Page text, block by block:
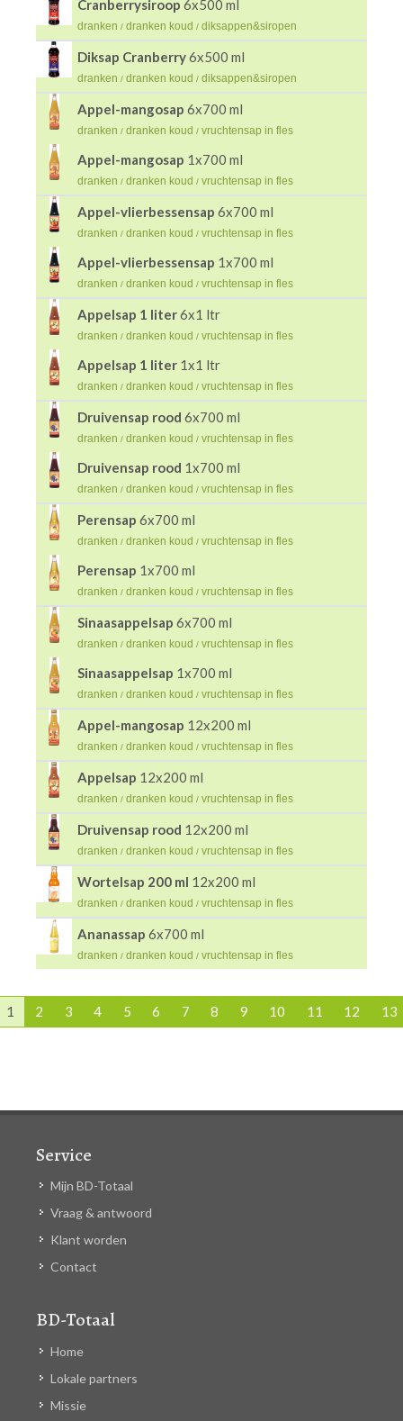
Cranberrysiroop 6x500 ml
dranken / dranken koud / diksappen&siropen
Diksap Cranberry6x500 ml
dranken / dranken koud / diksappen&siropen
Appel-mangosap 6x700 ml
dranken / dranken koud / vruchtensap in fles
Appel-mangosap 1x700 ml
dranken / dranken koud / vruchtensap in fles
Appel-vlierbessensap 6x700 ml
dranken / dranken koud / vruchtensap in fles
Appel-vlierbessensap 1x700 ml
dranken / dranken koud / vruchtensap in fles
Appelsap 1 liter6x1 ltr
dranken / dranken koud / vruchtensap in fles
Appelsap 1 liter 1x1 ltr
dranken / dranken koud / vruchtensap in fles
Druivensap rood 6x700 ml
dranken / dranken koud / vruchtensap in fles
Druivensap rood 1x700 ml
dranken / dranken koud / vruchtensap in fles
Perensap 6x700 ml
dranken / dranken koud / vruchtensap in fles
Perensap 1x700 ml
dranken / dranken koud / vruchtensap in fles
Sinaasappelsap 6x700 ml
dranken / dranken koud / vruchtensap in fles
Sinaasappelsap 1x700 ml
dranken / dranken koud / vruchtensap in fles
Appel-mangosap 12x200 ml
dranken / dranken koud / vruchtensap in fles
Appelsap 12x200 ml
dranken / dranken koud / vruchtensap in fles
Druivensap rood 12x200 ml
dranken / dranken koud / vruchtensap in fles
Wortelsap 200 ml 12x200 ml
dranken / dranken koud / vruchtensap in fles
Ananassap 6x700 ml
dranken / dranken koud / vruchtensap in fles
1 2 3 4 5 6 7 8 9 10 11 12 13
Service
Mijn BD-Totaal
Vraag & antwoord
Klant worden
Contact
BD-Totaal
Home
Lokale partners
Missie